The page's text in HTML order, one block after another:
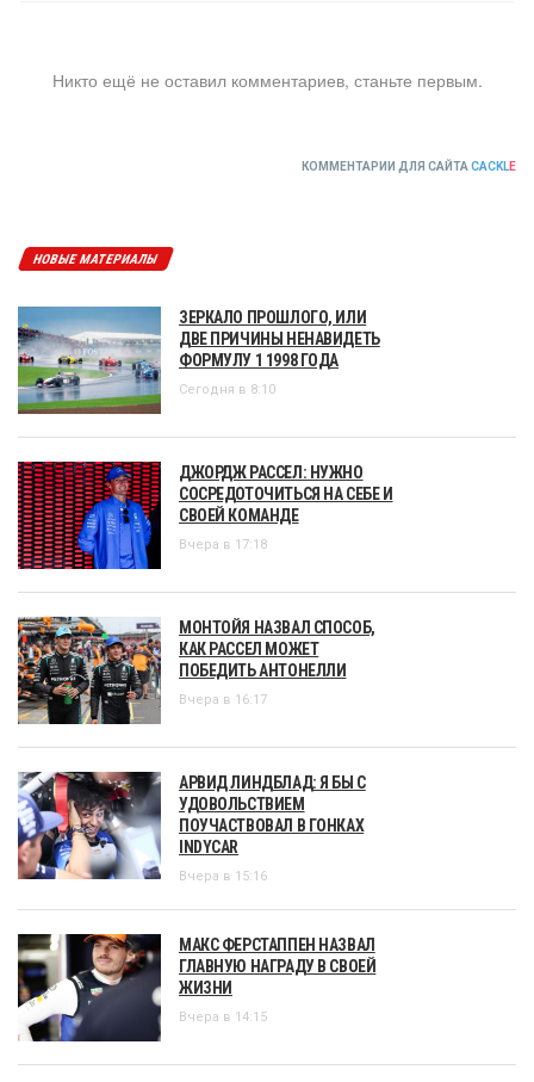
Никто ещё не оставил комментариев, станьте первым.
КОММЕНТАРИИ ДЛЯ САЙТА CACKLE
НОВЫЕ МАТЕРИАЛЫ
ЗЕРКАЛО ПРОШЛОГО, ИЛИ
ДВЕ ПРИЧИНЫ НЕНАВИДЕТЬ
ФОРМУЛУ 1 1998 ГОДА
Сегодня в 8:10
ДЖОРДЖ РАССЕЛ: НУЖНО
СОСРЕДОТОЧИТЬСЯ НА СЕБЕ И
СВОЕЙ КОМАНДЕ
Вчера в 17:18
МОНТОЙЯ НАЗВАЛ СПОСОБ,
КАК РАССЕЛ МОЖЕТ
ПОБЕДИТЬ АНТОНЕЛЛИ
Вчера в 16:17
АРВИД ЛИНДБЛАД: Я БЫ С
УДОВОЛЬСТВИЕМ
ПОУЧАСТВОВАЛ В ГОНКАХ
INDYCAR
Вчера в 15:16
МАКС ФЕРСТАППЕН НАЗВАЛ
ГЛАВНУЮ НАГРАДУ В СВОЕЙ
ЖИЗНИ
Вчера в 14:15